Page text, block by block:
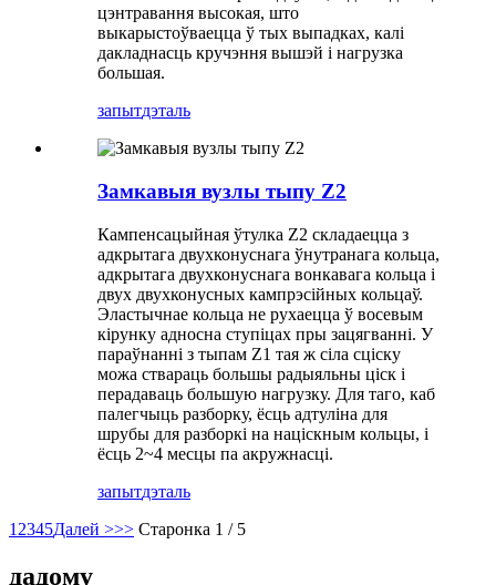
цэнтравання высокая, што
выкарыстоўваецца ў тых выпадках, калі
дакладнасць кручэння вышэй і нагрузка
большая.
запытдэталь
Замкавыя вузлы тыпу Z2
Кампенсацыйная ўтулка Z2 складаецца з
адкрытага двухконуснага ўнутранага кольца,
адкрытага двухконуснага вонкавага кольца і
двух двухконусных кампрэсійных кольцаў.
Эластычнае кольца не рухаецца ў восевым
кірунку адносна ступіцах пры зацягванні. У
параўнанні з тыпам Z1 тая ж сіла сціску
можа ствараць большы радыяльны ціск і
перадаваць большую нагрузку. Для таго, каб
палегчыць разборку, ёсць адтуліна для
шрубы для разборкі на націскным кольцы, і
ёсць 2~4 месцы па акружнасці.
запытдэталь
1 2345Далей >>> Старонка 1 / 5
дадому